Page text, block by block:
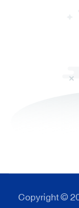
Copyright ©